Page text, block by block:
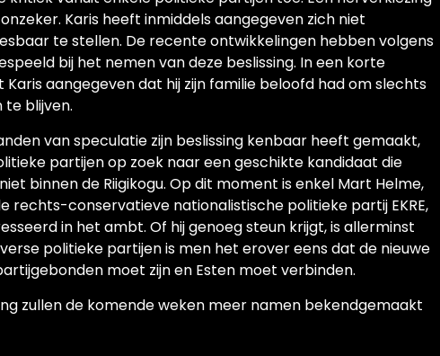
Karis heeft inmiddels aangegeven zich niet
te stellen. De recente ontwikkelingen hebben volgens
bij het nemen van deze beslissing. In een korte
aangegeven dat hij zijn familie beloofd had om slechts
te blijven.
van speculatie zijn beslissing kenbaar heeft gemaakt,
partijen op zoek naar een geschikte kandidaat die
binnen de Riigikogu. Op dit moment is enkel Mart Helme,
rechts-conservatieve nationalistische politieke partij EKRE,
in het ambt. Of hij genoeg steun krijgt, is allerminst
politieke partijen is men het erover eens dat de nieuwe
moet zijn en Esten moet verbinden.
zullen de komende weken meer namen bekendgemaakt